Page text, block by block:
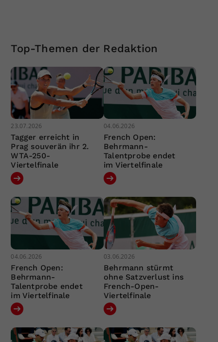
Top-Themen der Redaktion
23.07.2026
Tagger erreicht in
Prag souverän ihr 2.
WTA-250-
Viertelfinale
04.06.2026
French Open:
Behrmann-
Talentprobe endet
im Viertelfinale
04.06.2026
French Open:
Behrmann-
Talentprobe endet
im Viertelfinale
03.06.2026
Behrmann stürmt
ohne Satzverlust ins
French-Open-
Viertelfinale